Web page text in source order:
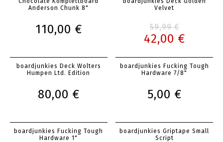
Anderson Chunk 8"
110,00 €
Velvet
59,99 €
42,00 €
boardjunkies Deck Wolters
Humpen Ltd. Edition
80,00 €
boardjunkies Fucking Tough
Hardware 7/8"
5,00 €
boardjunkies Fucking Tough
Hardware 1"
boardjunkies Griptape Small
Script